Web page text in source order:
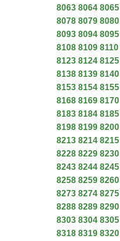
8063 8064 8065
8078 8079 8080
8093 8094 8095
8108 8109 8110
8123 8124 8125
8138 8139 8140
8153 8154 8155
8168 8169 8170
8183 8184 8185
8198 8199 8200
8213 8214 8215
8228 8229 8230
8243 8244 8245
8258 8259 8260
8273 8274 8275
8288 8289 8290
8303 8304 8305
8318 8319 8320